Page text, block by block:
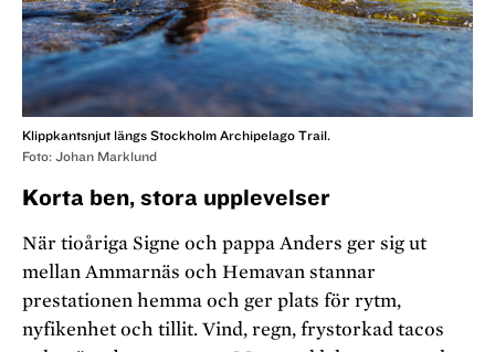
Klippkantsnjut längs Stockholm Archipelago Trail.
Foto: Johan Marklund
Korta ben, stora upplevelser
När tioåriga Signe och pappa Anders ger sig ut
mellan Ammarnäs och Hemavan stannar
prestationen hemma och ger plats för rytm,
nyfikenhet och tillit. Vind, regn, frystorkad tacos